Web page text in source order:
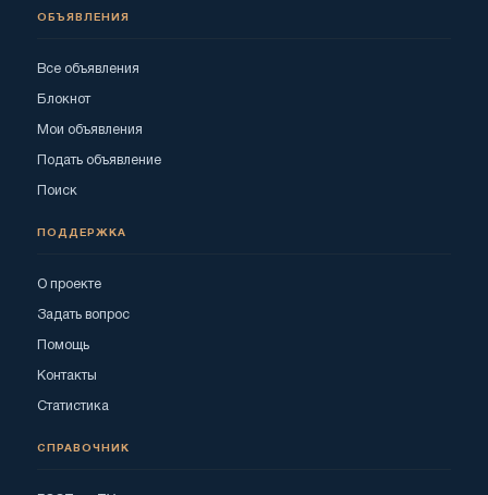
ОБЪЯВЛЕНИЯ
Все объявления
Блокнот
Мои объявления
Подать объявление
Поиск
ПОДДЕРЖКА
О проекте
Задать вопрос
Помощь
Контакты
Статистика
СПРАВОЧНИК